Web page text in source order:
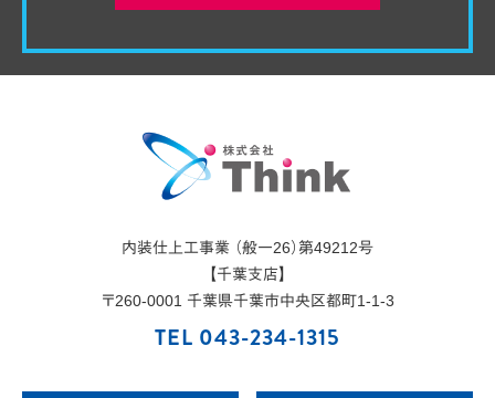
内装仕上工事業 （般一26）第49212号
【千葉支店】
〒260-0001 千葉県千葉市中央区都町1-1-3
TEL 043-234-1315